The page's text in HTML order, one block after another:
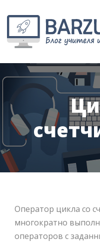
Оператор цикла со
многократно
операторов с